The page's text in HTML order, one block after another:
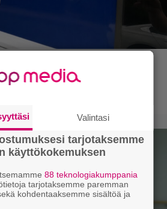
– tästä kysymys ja näin
Valintasi
tarjotaksemme
käyttökokemuksen
88 teknologiakumppania
tarjotaksemme paremman
kohdentaaksemme sisältöä ja